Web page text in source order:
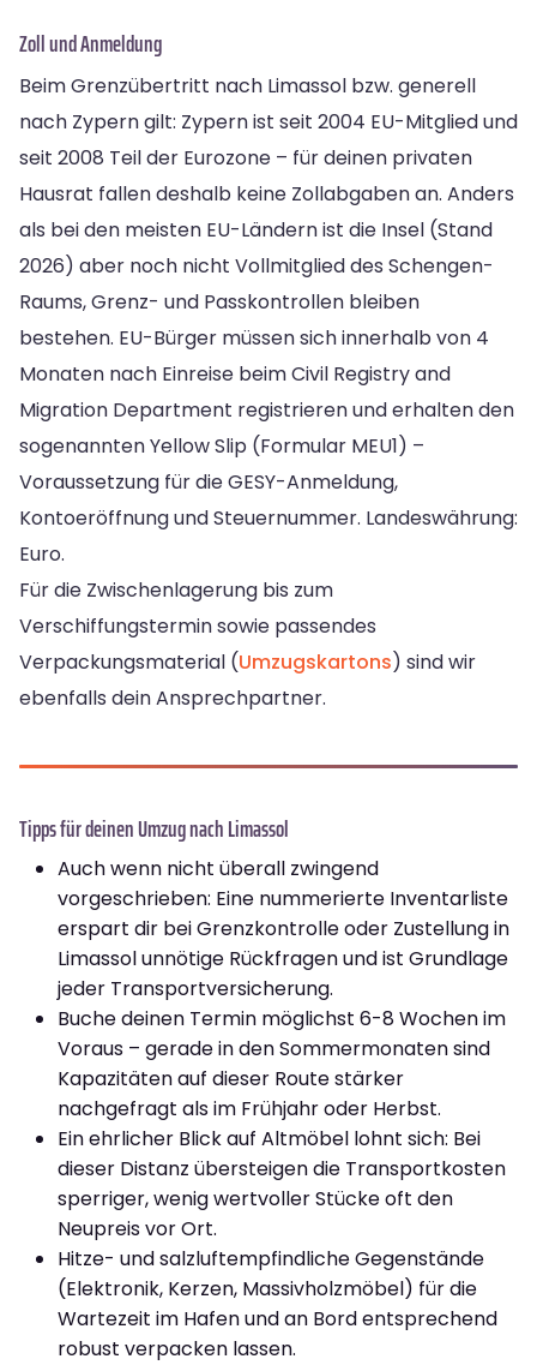
Zoll und Anmeldung
Beim Grenzübertritt nach Limassol bzw. generell
nach Zypern gilt: Zypern ist seit 2004 EU-Mitglied und
seit 2008 Teil der Eurozone – für deinen privaten
Hausrat fallen deshalb keine Zollabgaben an. Anders
als bei den meisten EU-Ländern ist die Insel (Stand
2026) aber noch nicht Vollmitglied des Schengen-
Raums, Grenz- und Passkontrollen bleiben
bestehen. EU-Bürger müssen sich innerhalb von 4
Monaten nach Einreise beim Civil Registry and
Migration Department registrieren und erhalten den
sogenannten Yellow Slip (Formular MEU1) –
Voraussetzung für die GESY-Anmeldung,
Kontoeröffnung und Steuernummer. Landeswährung:
Euro.
Für die Zwischenlagerung bis zum
Verschiffungstermin sowie passendes
Verpackungsmaterial (Umzugskartons) sind wir
ebenfalls dein Ansprechpartner.
Tipps für deinen Umzug nach Limassol
Auch wenn nicht überall zwingend
vorgeschrieben: Eine nummerierte Inventarliste
erspart dir bei Grenzkontrolle oder Zustellung in
Limassol unnötige Rückfragen und ist Grundlage
jeder Transportversicherung.
Buche deinen Termin möglichst 6-8 Wochen im
Voraus – gerade in den Sommermonaten sind
Kapazitäten auf dieser Route stärker
nachgefragt als im Frühjahr oder Herbst.
Ein ehrlicher Blick auf Altmöbel lohnt sich: Bei
dieser Distanz übersteigen die Transportkosten
sperriger, wenig wertvoller Stücke oft den
Neupreis vor Ort.
Hitze- und salzluftempfindliche Gegenstände
(Elektronik, Kerzen, Massivholzmöbel) für die
Wartezeit im Hafen und an Bord entsprechend
robust verpacken lassen.